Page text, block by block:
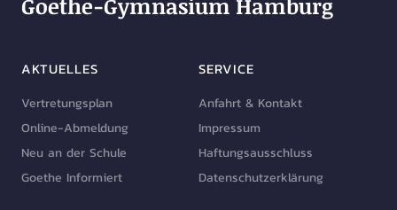
Goethe-Gymnasium Hamburg
AKTUELLES
Vertretungsplan
Online-Abmeldung
Neu an der Schule
Goethe Informiert
SERVICE
Anfahrt & Kontakt
Impressum
Haftungsausschluss
Datenschutzerklärung